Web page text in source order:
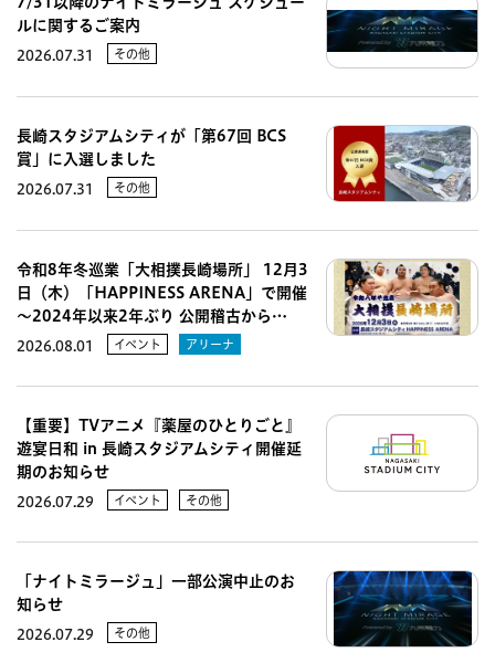
ルに関するご案内
2026.07.31 その他
長崎スタジアムシティが「第67回 BCS
賞」に入選しました
2026.07.31 その他
令和8年冬巡業「大相撲長崎場所」 12月3
日（木）「HAPPINESS ARENA」で開催
～2024年以来2年ぶり 公開稽古から…
2026.08.01 イベント アリーナ
【重要】TVアニメ『薬屋のひとりごと』
遊宴日和 in 長崎スタジアムシティ開催延
期のお知らせ
2026.07.29 イベント その他
「ナイトミラージュ」一部公演中止のお
知らせ
2026.07.29 その他